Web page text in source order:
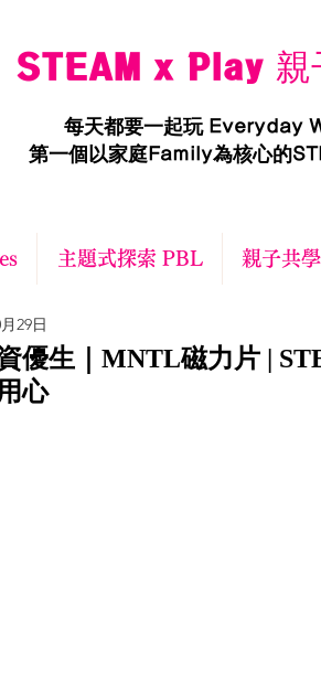
STEAM x Play 親
每天都要一起玩 Everyday
第一個以家庭Family為核心的
主題式探索 PBL 親子共
優生｜MNTL磁力片 |
心
29日